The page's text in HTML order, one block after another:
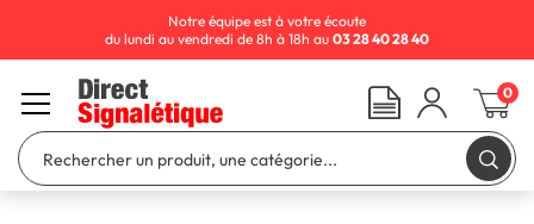
Notre équipe est à votre écoute
du lundi au vendredi de 8h à 18h au 03 28 40 28 40
0